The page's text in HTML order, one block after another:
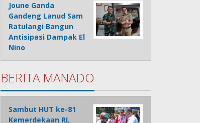
Joune Ganda
Gandeng Lanud Sam
Ratulangi Bangun
Antisipasi Dampak El
Nino
BERITA MANADO
Sambut HUT ke-81
Kemerdekaan RI,